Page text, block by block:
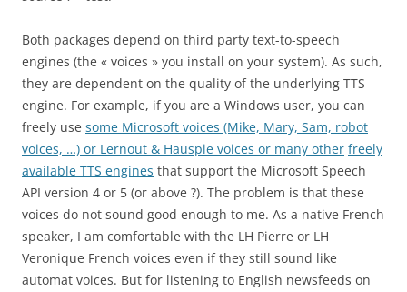
Both packages depend on third party text-to-speech
engines (the « voices » you install on your system). As such,
they are dependent on the quality of the underlying TTS
engine. For example, if you are a Windows user, you can
freely use some Microsoft voices (Mike, Mary, Sam, robot
voices, …) or Lernout & Hauspie voices or many other freely
available TTS engines that support the Microsoft Speech
API version 4 or 5 (or above ?). The problem is that these
voices do not sound good enough to me. As a native French
speaker, I am comfortable with the LH Pierre or LH
Veronique French voices even if they still sound like
automat voices. But for listening to English newsfeeds on